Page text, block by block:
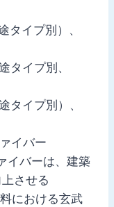
タイプ別）、
タイプ別、
タイプ別）、
イバー
イバーは、建築
させる
における玄武